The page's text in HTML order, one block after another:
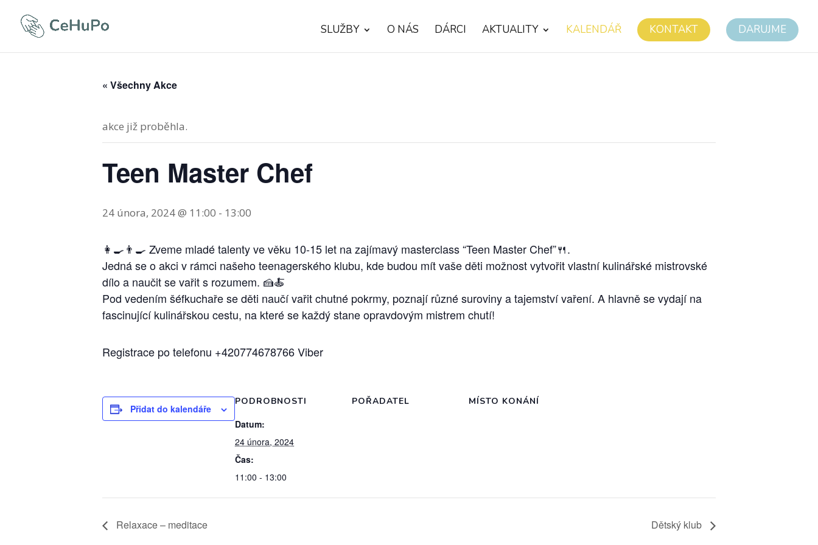
SLUŽBY O NÁS DÁRCI AKTUALITY KALENDÁŘ KONTAKT DARUJME
« Všechny Akce
akce již proběhla.
Teen Master Chef
24 února, 2024 @ 11:00 - 13:00
👩‍🍳👨‍🍳 Zveme mladé talenty ve věku 10-15 let na zajímavý masterclass “Teen Master Chef”🍴.
Jedná se o akci v rámci našeho teenagerského klubu, kde budou mít vaše děti možnost vytvořit vlastní kulinářské mistrovské
dílo a naučit se vařit s rozumem. 🍰🍝
Pod vedením šéfkuchaře se děti naučí vařit chutné pokrmy, poznají různé suroviny a tajemství vaření. A hlavně se vydají na
fascinující kulinářskou cestu, na které se každý stane opravdovým mistrem chutí!
Registrace po telefonu +420774678766 Viber
Přidat do kalendáře
PODROBNOSTI
Datum:
24 února, 2024
Čas:
11:00 - 13:00
POŘADATEL MÍSTO KONÁNÍ
Relaxace – meditace Dětský klub